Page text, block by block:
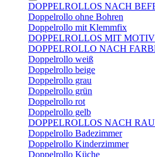
DOPPELROLLOS NACH
Doppelrollo ohne Bohren
Doppelrollo mit Klemmfix
DOPPELROLLOS MIT MOTIV
DOPPELROLLO NACH
Doppelrollo weiß
Doppelrollo beige
Doppelrollo grau
Doppelrollo grün
Doppelrollo rot
Doppelrollo gelb
DOPPELROLLOS NACH
Doppelrollo Badezimmer
Doppelrollo Kinderzimmer
Doppelrollo Küche